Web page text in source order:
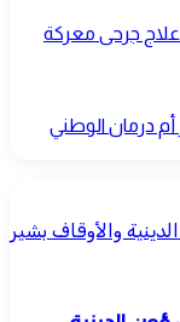
علاج جرحى معركة
درمان الوطني
والأوقاف بشير